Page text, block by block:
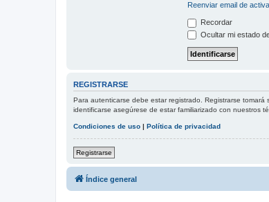
Reenviar email de
Recordar
Ocultar mi estado
REGISTRARSE
Para autenticarse debe estar registrado. Registrarse
identificarse asegúrese de estar familiarizado con nuestros
Condiciones de uso | Política de privacidad
Registrarse
Índice general